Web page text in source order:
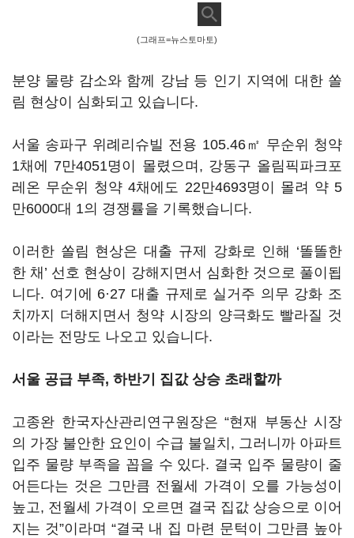
(그래프=뉴스토마토)
분양 물량 감소와 함께 강남 등 인기 지역에 대한 쏠
림 현상이 심화되고 있습니다.
서울 송파구 위례리슈빌 전용 105.46㎡ 무순위 청약
1채에 7만4051명이 몰렸으며, 강동구 올림픽파크포
레온 무순위 청약 4채에도 22만4693명이 몰려 약 5
만6000대 1의 경쟁률을 기록했습니다.
이러한 쏠림 현상은 대출 규제 강화로 인해 ‘똘똘한
한 채’ 선호 현상이 강해지면서 심화한 것으로 풀이됩
니다. 여기에 6·27 대출 규제로 실거주 의무 강화 조
치까지 더해지면서 청약 시장의 양극화도 빨라질 것
이라는 전망도 나오고 있습니다.
서울 공급 부족, 하반기 집값 상승 초래할까
고종완 한국자산관리연구원장은 “현재 부동산 시장
의 가장 불안한 요인이 수급 불일치, 그러니까 아파트
입주 물량 부족을 꼽을 수 있다. 결국 입주 물량이 줄
어든다는 것은 그만큼 전월세 가격이 오를 가능성이
높고, 전월세 가격이 오르면 결국 집값 상승으로 이어
지는 것”이라며 “결국 내 집 마련 문턱이 그만큼 높아